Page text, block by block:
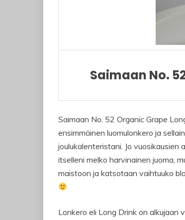
Saimaan No.
Saimaan No. 52 Organic Grape
ensimmäinen luomulonkero ja
joulukalenteristani. Jo vuosikausien
itselleni melko harvinainen juoma,
maistoon ja katsotaan vaihtuuko
Lonkero eli Long Drink on alkujaan